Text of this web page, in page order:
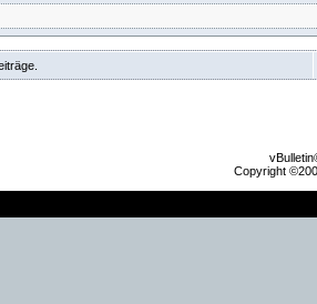
Copyright